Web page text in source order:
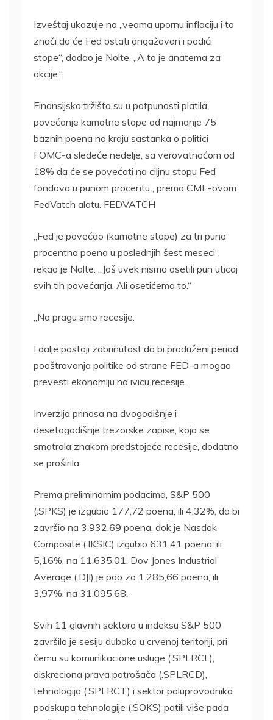
Izveštaj ukazuje na „veoma upornu inflaciju i to
znači da će Fed ostati angažovan i podići
stope“, dodao je Nolte. „A to je anatema za
akcije.“
Finansijska tržišta su u potpunosti platila
povećanje kamatne stope od najmanje 75
baznih poena na kraju sastanka o politici
FOMC-a sledeće nedelje, sa verovatnoćom od
18% da će se povećati na ciljnu stopu Fed
fondova u punom procentu , prema CME-ovom
FedVatch alatu. FEDVATCH
„Fed je povećao (kamatne stope) za tri puna
procentna poena u poslednjih šest meseci“,
rekao je Nolte. „Još uvek nismo osetili pun uticaj
svih tih povećanja. Ali osetićemo to.“
„Na pragu smo recesije.
I dalje postoji zabrinutost da bi produženi period
pooštravanja politike od strane FED-a mogao
prevesti ekonomiju na ivicu recesije.
Inverzija prinosa na dvogodišnje i
desetogodišnje trezorske zapise, koja se
smatrala znakom predstojeće recesije, dodatno
se proširila.
Prema preliminarnim podacima, S&P 500
(.SPKS) je izgubio 177,72 poena, ili 4,32%, da bi
završio na 3.932,69 poena, dok je Nasdak
Composite (.IKSIC) izgubio 631,41 poena, ili
5,16%, na 11.635,01. Dov Jones Industrial
Average (.DJI) je pao za 1.285,66 poena, ili
3,97%, na 31.095,68.
Svih 11 glavnih sektora u indeksu S&P 500
završilo je sesiju duboko u crvenoj teritoriji, pri
čemu su komunikacione usluge (.SPLRCL),
diskreciona prava potrošača (.SPLRCD),
tehnologija (.SPLRCT) i sektor poluprovodnika
podskupa tehnologije (.SOKS) patili više pada